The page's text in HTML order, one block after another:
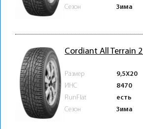
Сезон
Зима
Cordiant All Terrain
Размер
9,5X20
ИНС
8470
RunFlat
есть
Сезон
Зима